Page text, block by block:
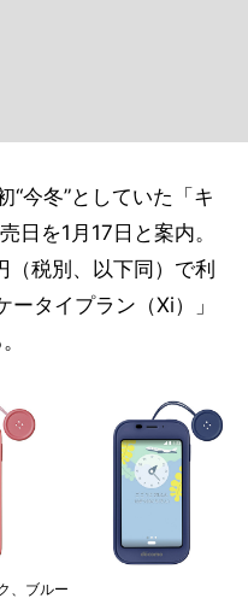
“今冬”としていた「キ
日を1月17日と案内。
税別、以下同）で利
タイプラン（Xi）」
、ブルー